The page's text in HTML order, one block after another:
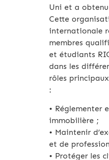
Uni et a
Cette
internationale
membres
et étudiants
dans les
rôles
:
• Réglementer
immobilière ;
• Maintenir
et de
• Protéger les